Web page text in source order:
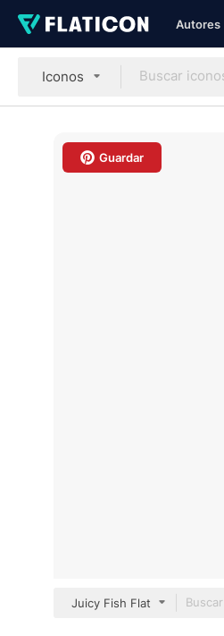
Autores
Iconos
Guardar
Juicy Fish Flat